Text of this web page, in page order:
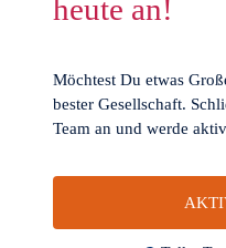
heute an!
Möchtest Du etwas
bester Gesellschaft.
Team an und werde